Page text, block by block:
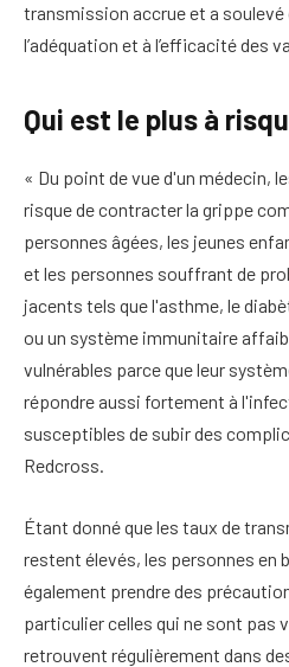
transmission accrue et a soulevé
l’adéquation et à l’efficacité des
Qui est le plus à
« Du point de vue d'un médecin,
risque de contracter la grippe
personnes âgées, les jeunes
et les personnes souffrant de
jacents tels que l'asthme, le
ou un système immunitaire
vulnérables parce que leur
répondre aussi fortement à
susceptibles de subir des
Redcross.
Étant donné que les taux de
restent élevés, les personnes en
également prendre des
particulier celles qui ne sont pas
retrouvent régulièrement dans